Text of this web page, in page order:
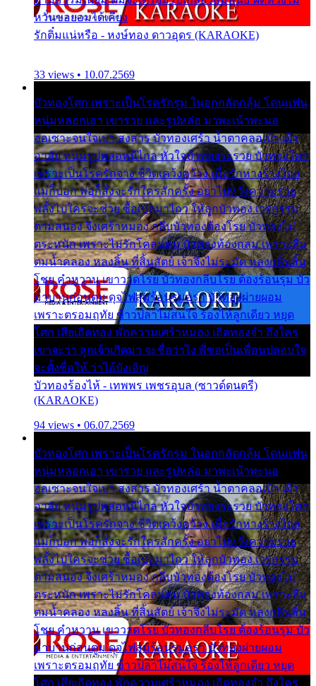
หวั่นขอยอมได้เคียง
รักติ๋มแน่หรือ - หงษ์ทอง ดาวอุดร (KARAOKE)
33 views • 10.07.2569
บัวทองโศก เพราะเป็นโรครักรุม ในอกกลัดกลุ้ม โดนแฟน
หนุ่มหลอกเอา เขารวย และรูปหล่อ มาพะเน้าพะนอ
ออเซาะจนใจเบา สงสาร บัวทองเศร้า น้ำตาคลอเบ้า เฝ้า
อาลัย หนุ่มรูปหล่อหนีไกล หัวใจบัวทองระรวย บัวทองโศก
เพราะเป็นโรครักจาง ชีวิตเคว้งคว้าง เมื่อรักห่างร้างไกล
แม่ก็บอก พ่อก็สั่งจะรักใครสักครั้ง อย่าไปหวังความรวย
พลั้งไปใครจะช่วย ซื้อเปลมาไกว ให้ลูกบัวทอง เวรกรรม
ตามสนอง จึงเศร้าหมอง กลีบบัวทองต้องโรย บัวทองไม่
ตระหนัก เพราะไม่รักโคลนตม บัวทองท้องกลม เพราะลืม
ตมน้ำคลอง หลงลิ้น ที่สิ้นสัตย์ เจ้าจึงไม่ระมัด หลงกลิ่นลิ้น
โชย คำหวาน เขาวาดโรย บัวทองกลีบโรย ต้องร้อนรุม บัว
มาบานก่อนตูม ดุจไฟสุมร้อนรุมอุรา บัวทองผ่ายผอม
เพราะตรอมฤทัย ข้าวปลาไม่สนใจ ร้องไห้ลูกเดียว หยุด
โศก เสียเถิดทอง พักความเศร้าหมอง เถิดทองจ๋า ถึงใคร
เขาจะว่า ลูกเจ้าเกิดมา จะชื่อว่าไง พี่ขอเป็นเพื่อนปลอบใจ
จะตั้งชื่อให้ ว่าไอ้บังเอิญ
บัวทองร้องไห้ - เทพพร เพชรอุบล (ซาวด์ดนตรี)
(KARAOKE)
94 views • 06.07.2569
บัวทองโศก เพราะเป็นโรครักรุม ในอกกลัดกลุ้ม โดนแฟน
หนุ่มหลอกเอา เขารวย และรูปหล่อ มาพะเน้าพะนอ
ออเซาะจนใจเบา สงสาร บัวทองเศร้า น้ำตาคลอเบ้า เฝ้า
อาลัย หนุ่มรูปหล่อหนีไกล หัวใจบัวทองระรวย บัวทองโศก
เพราะเป็นโรครักจาง ชีวิตเคว้งคว้าง เมื่อรักห่างร้างไกล
แม่ก็บอก พ่อก็สั่งจะรักใครสักครั้ง อย่าไปหวังความรวย
พลั้งไปใครจะช่วย ซื้อเปลมาไกว ให้ลูกบัวทอง เวรกรรม
ตามสนอง จึงเศร้าหมอง กลีบบัวทองต้องโรย บัวทองไม่
ตระหนัก เพราะไม่รักโคลนตม บัวทองท้องกลม เพราะลืม
ตมน้ำคลอง หลงลิ้น ที่สิ้นสัตย์ เจ้าจึงไม่ระมัด หลงกลิ่นลิ้น
โชย คำหวาน เขาวาดโรย บัวทองกลีบโรย ต้องร้อนรุม บัว
มาบานก่อนตูม ดุจไฟสุมร้อนรุมอุรา บัวทองผ่ายผอม
เพราะตรอมฤทัย ข้าวปลาไม่สนใจ ร้องไห้ลูกเดียว หยุด
โศก เสียเถิดทอง พักความเศร้าหมอง เถิดทองจ๋า ถึงใคร